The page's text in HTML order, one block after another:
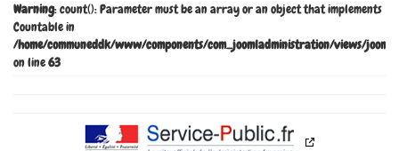
Warning: count(): Parameter must be an array or an object that implements
Countable in
/home/communeddk/www/components/com_joomladministration/views/
on line63